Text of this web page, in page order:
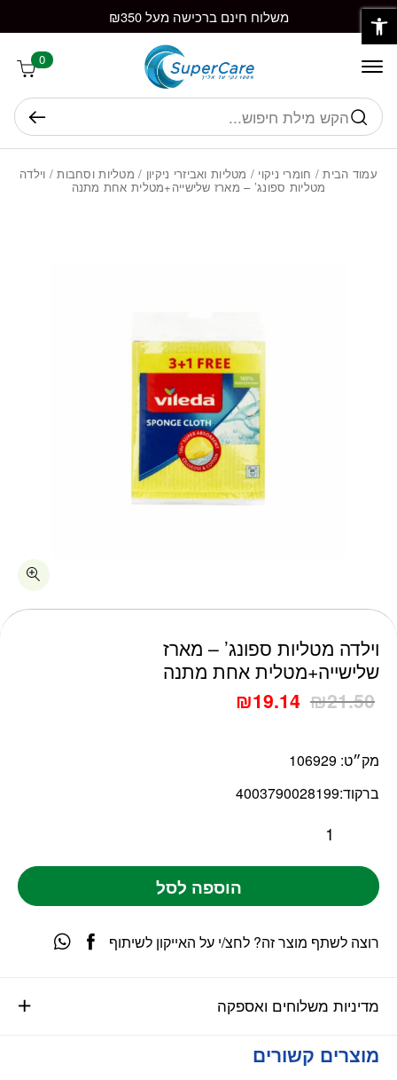
Skip to Content משלוח חינם ברכישה מעל ₪350
0
חיפוש
עמוד הבית/ חומרי ניקוי / מטליות ואביזרי ניקיון / מטליות וסחבות/ וילדה
מטליות ספונג’ – מארז שלישייה+מטלית אחת מתנה
וילדה מטליות ספונג’ – מארז
שלישייה+מטלית אחת מתנה
₪21.50
₪19.14
מק״ט: 106929
ברקוד:4003790028199
כמות וילדה מטליות ספונג' - מארז שלישייה+מטלית אחת מתנה
הוספה לסל
מדיניות משלוחים ואספקה
רוצה לשתף מוצר זה? לחצ/י על האייקון לשיתוף
מוצרים קשורים
בחזרה למעלה
פתח סרגל נגישות